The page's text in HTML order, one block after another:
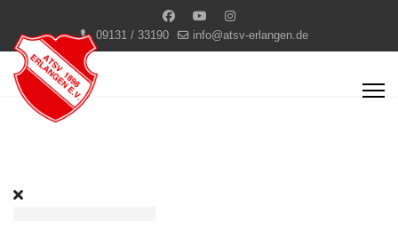
09131 / 33190 info@atsv-erlangen.de